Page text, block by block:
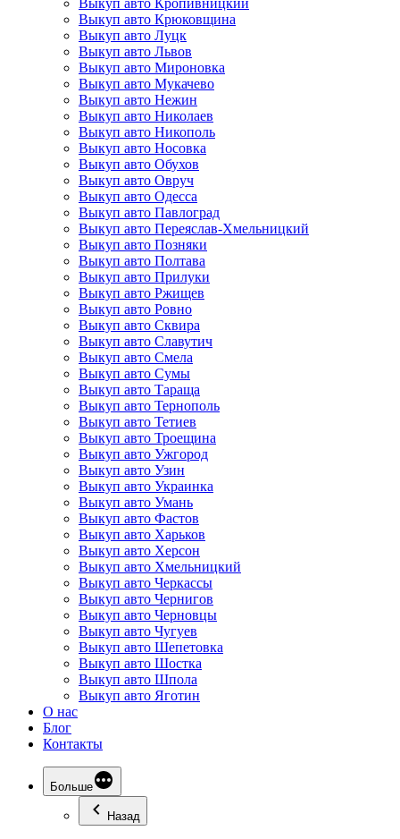
Выкуп авто Кропивницкий
Выкуп авто Крюковщина
Выкуп авто Луцк
Выкуп авто Львов
Выкуп авто Мироновка
Выкуп авто Мукачево
Выкуп авто Нежин
Выкуп авто Николаев
Выкуп авто Никополь
Выкуп авто Носовка
Выкуп авто Обухов
Выкуп авто Овруч
Выкуп авто Одесса
Выкуп авто Павлоград
Выкуп авто Переяслав-Хмельницкий
Выкуп авто Позняки
Выкуп авто Полтава
Выкуп авто Прилуки
Выкуп авто Ржищев
Выкуп авто Ровно
Выкуп авто Сквира
Выкуп авто Славутич
Выкуп авто Смела
Выкуп авто Сумы
Выкуп авто Тараща
Выкуп авто Тернополь
Выкуп авто Тетиев
Выкуп авто Троещина
Выкуп авто Ужгород
Выкуп авто Узин
Выкуп авто Украинка
Выкуп авто Умань
Выкуп авто Фастов
Выкуп авто Харьков
Выкуп авто Херсон
Выкуп авто Хмельницкий
Выкуп авто Черкассы
Выкуп авто Чернигов
Выкуп авто Черновцы
Выкуп авто Чугуев
Выкуп авто Шепетовка
Выкуп авто Шостка
Выкуп авто Шпола
Выкуп авто Яготин
О нас
Блог
Контакты
Больше
Назад